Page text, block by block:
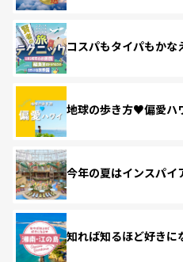
コスパもタイパもかな
地球の歩き方♥偏愛ハ
今年の夏はインスパイ
知れば知るほど好きに